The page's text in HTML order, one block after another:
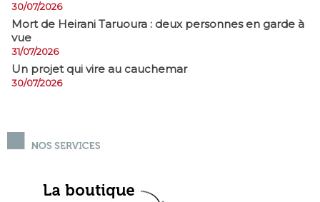
30/07/2026
Mort de Heirani Taruoura : deux personnes en garde à
vue
31/07/2026
Un projet qui vire au cauchemar
30/07/2026